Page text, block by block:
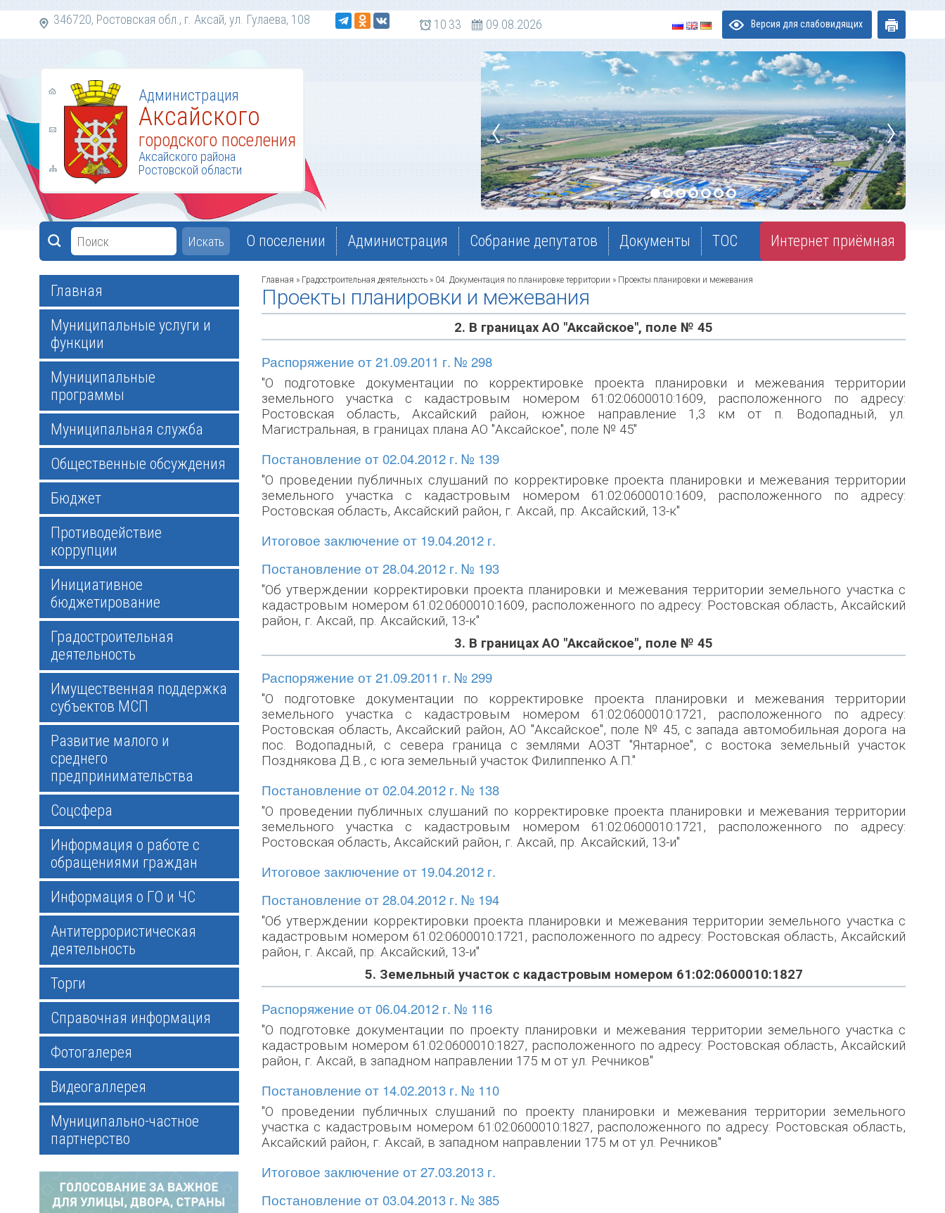
346720, Ростовская обл., г. Аксай, ул. Гулаева, 108 10 33 09.08.2026 Версия для слабовидящих
Администрация
Аксайского
городского поселения
Аксайского района
Ростовской области
Искать О поселении Администрация Собрание депутатов Документы ТОС Интернет приёмная
Главная
Муниципальные услуги и
функции
Муниципальные
программы
Муниципальная служба
Общественные обсуждения
Бюджет
Противодействие
коррупции
Инициативное
бюджетирование
Градостроительная
деятельность
Имущественная поддержка
субъектов МСП
Развитие малого и
среднего
предпринимательства
Соцсфера
Информация о работе с
обращениями граждан
Информация о ГО и ЧС
Антитеррористическая
деятельность
Торги
Справочная информация
Фотогалерея
Видеогаллерея
Муниципально-частное
партнерство
Главная » Градостроительная деятельность » 04. Документация по планировке территории » Проекты планировки и межевания
Проекты планировки и межевания
2. В границах АО "Аксайское", поле № 45
Распоряжение от 21.09.2011 г. № 298
"О подготовке документации по корректировке проекта планировки и межевания территории
земельного участка с кадастровым номером 61:02:0600010:1609, расположенного по адресу:
Ростовская область, Аксайский район, южное направление 1,3 км от п. Водопадный, ул.
Магистральная, в границах плана АО "Аксайское", поле № 45"
Постановление от 02.04.2012 г. № 139
"О проведении публичных слушаний по корректировке проекта планировки и межевания территории
земельного участка с кадастровым номером 61:02:0600010:1609, расположенного по адресу:
Ростовская область, Аксайский район, г. Аксай, пр. Аксайский, 13-к"
Итоговое заключение от 19.04.2012 г.
Постановление от 28.04.2012 г. № 193
"Об утверждении корректировки проекта планировки и межевания территории земельного участка с
кадастровым номером 61:02:0600010:1609, расположенного по адресу: Ростовская область, Аксайский
район, г. Аксай, пр. Аксайский, 13-к"
3. В границах АО "Аксайское", поле № 45
Распоряжение от 21.09.2011 г. № 299
"О подготовке документации по корректировке проекта планировки и межевания территории
земельного участка с кадастровым номером 61:02:0600010:1721, расположенного по адресу:
Ростовская область, Аксайский район, АО "Аксайское", поле № 45, с запада автомобильная дорога на
пос. Водопадный, с севера граница с землями АОЗТ "Янтарное", с востока земельный участок
Позднякова Д.В., с юга земельный участок Филиппенко А.П."
Постановление от 02.04.2012 г. № 138
"О проведении публичных слушаний по корректировке проекта планировки и межевания территории
земельного участка с кадастровым номером 61:02:0600010:1721, расположенного по адресу:
Ростовская область, Аксайский район, г. Аксай, пр. Аксайский, 13-и"
Итоговое заключение от 19.04.2012 г.
Постановление от 28.04.2012 г. № 194
"Об утверждении корректировки проекта планировки и межевания территории земельного участка с
кадастровым номером 61:02:0600010:1721, расположенного по адресу: Ростовская область, Аксайский
район, г. Аксай, пр. Аксайский, 13-и"
5. Земельный участок с кадастровым номером 61:02:0600010:1827
Распоряжение от 06.04.2012 г. № 116
"О подготовке документации по проекту планировки и межевания территории земельного участка с
кадастровым номером 61:02:0600010:1827, расположенного по адресу: Ростовская область, Аксайский
район, г. Аксай, в западном направлении 175 м от ул. Речников"
Постановление от 14.02.2013 г. № 110
"О проведении публичных слушаний по проекту планировки и межевания территории земельного
участка с кадастровым номером 61:02:0600010:1827, расположенного по адресу: Ростовская область,
Аксайский район, г. Аксай, в западном направлении 175 м от ул. Речников"
Итоговое заключение от 27.03.2013 г.
Постановление от 03.04.2013 г. № 385